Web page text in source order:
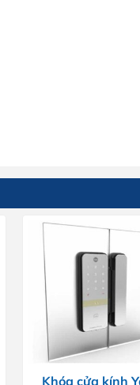
Khóa cửa kính